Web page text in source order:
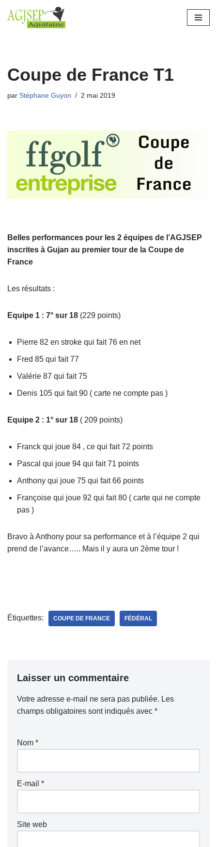
Aller
Coupe de France T1
par Stéphane Guyon 2 mai 2019
Belles performances pour les 2 équipes de l’AGJSEP
inscrites à Gujan au premier tour de la Coupe de
France
Les résultats :
Equipe 1 : 7° sur 18 (229 points)
Pierre 82 en stroke qui fait 76 en net
Fred 85 qui fait 77
Valérie 87 qui fait 75
Denis 105 qui fait 90 ( carte ne compte pas )
Equipe 2 : 1° sur 18 ( 209 points)
Franck qui joue 84 , ce qui fait 72 points
Pascal qui joue 94 qui fait 71 points
Anthony qui joue 75 qui fait 66 points
Françoise qui joue 92 qui fait 80 ( carte qui ne compte
pas )
Bravo à Anthony pour sa performance et à l’équipe 2 qui
prend de l’avance….. Mais il y aura un 2ème tour !
Étiquettes: COUPE DE FRANCE FÉDÉRAL
Laisser un commentaire
Votre adresse e-mail ne sera pas publiée. Les
champs obligatoires sont indiqués avec *
Nom *
E-mail *
Site web